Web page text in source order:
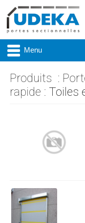
Menu
Actualité
Marques
Contact & accès
Produits :
rapide : Toiles